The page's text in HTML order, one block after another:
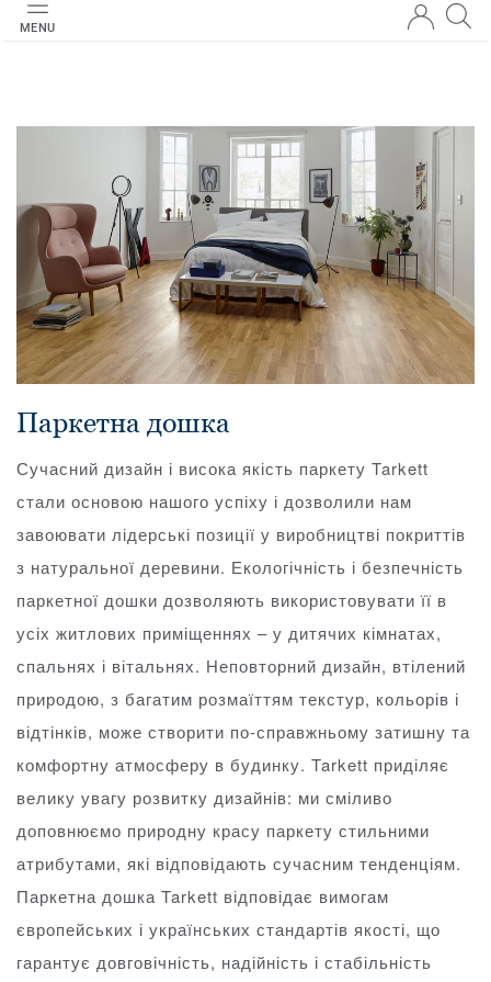
MENU
Паркетна дошка
Сучасний дизайн і висока якість паркету Tarkett
стали основою нашого успіху і дозволили нам
завоювати лідерські позиції у виробництві покриттів
з натуральної деревини. Екологічність і безпечність
паркетної дошки дозволяють використовувати її в
усіх житлових приміщеннях – у дитячих кімнатах,
спальнях і вітальнях. Неповторний дизайн, втілений
природою, з багатим розмаїттям текстур, кольорів і
відтінків, може створити по-справжньому затишну та
комфортну атмосферу в будинку. Tarkett приділяє
велику увагу розвитку дизайнів: ми сміливо
доповнюємо природну красу паркету стильними
атрибутами, які відповідають сучасним тенденціям.
Паркетна дошка Tarkett відповідає вимогам
європейських і українських стандартів якості, що
гарантує довговічність, надійність і стабільність